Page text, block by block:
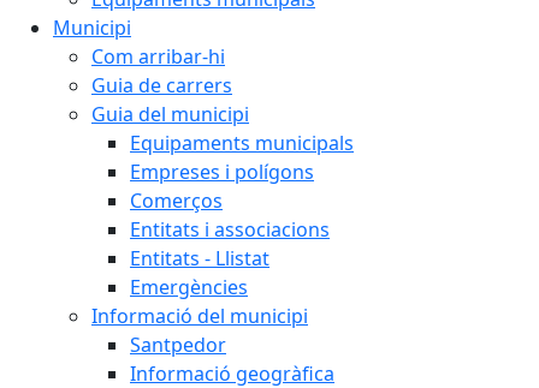
Municipi
Com arribar-hi
Guia de carrers
Guia del municipi
Equipaments municipals
Empreses i polígons
Comerços
Entitats i associacions
Entitats - Llistat
Emergències
Informació del municipi
Santpedor
Informació geogràfica